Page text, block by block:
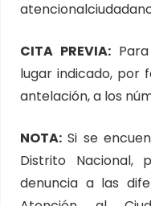
CITA PREVIA:Para
lugar indicado, por
antelación, a los
NOTA: Si se
Distrito Nacional,
denuncia a las